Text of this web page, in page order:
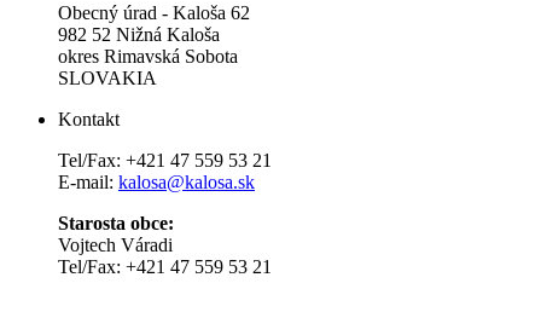
Obecný úrad - Kaloša 62
982 52 Nižná Kaloša
okres Rimavská Sobota
SLOVAKIA
Kontakt
Tel/Fax: +421 47 559 53 21
E-mail: kalosa@kalosa.sk
Starosta obce:
Vojtech Váradi
Tel/Fax: +421 47 559 53 21